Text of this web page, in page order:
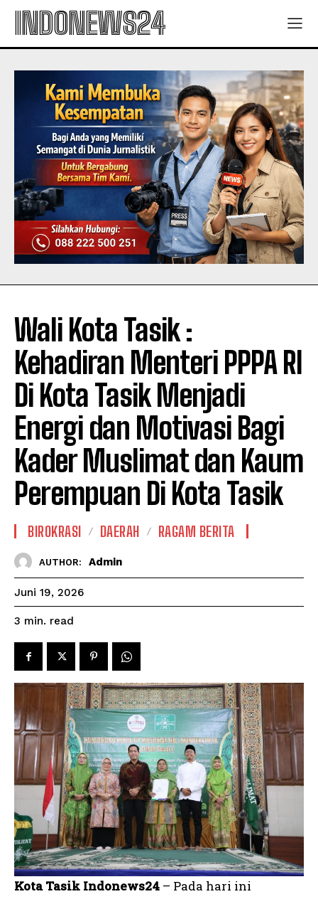
INDONEWS24
Wali Kota Tasik :
Kehadiran Menteri PPPA RI
Di Kota Tasik Menjadi
Energi dan Motivasi Bagi
Kader Muslimat dan Kaum
Perempuan Di Kota Tasik
BIROKRASI DAERAH RAGAM BERITA
AUTHOR: Admin
Juni 19, 2026
3 min. read
Kota Tasik Indonews24 – Pada hari ini